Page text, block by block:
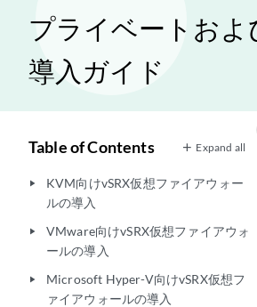
プライベートお
導入ガイド
Table of Contents Expand all
play_arrow
KVM向けvSRX仮想ファイアウォー
ルの導入
play_arrow
VMware向けvSRX仮想ファイアウォ
ールの導入
play_arrow
Microsoft Hyper-V向けvSRX仮想フ
ァイアウォールの導入